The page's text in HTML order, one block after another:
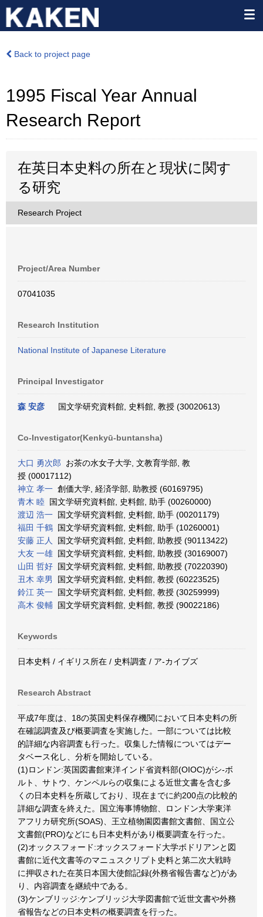
Back to project page
1995 Fiscal Year Annual
Research Report
在英日本史料の所在と現状に関す
る研究
Research Project
Project/Area Number
07041035
Research Institution
National Institute of Japanese Literature
Principal Investigator
森 安彦 国文学研究資料館, 史料館, 教授 (30020613)
Co-Investigator(Kenkyū-buntansha)
大口 勇次郎 お茶の水女子大学, 文教育学部, 教
授 (00017112)
神立 孝一 創価大学, 経済学部, 助教授 (60169795)
青木 睦 国文学研究資料館, 史料館, 助手 (00260000)
渡辺 浩一 国文学研究資料館, 史料館, 助手 (00201179)
福田 千鶴 国文学研究資料館, 史料館, 助手 (10260001)
安藤 正人
国文学研究資料館, 史料館, 助教授 (90113422)
大友 一雄 国文学研究資料館, 史料館, 助教授 (30169007)
山田 哲好 国文学研究資料館, 史料館, 助教授 (70220390)
丑木 幸男
国文学研究資料館, 史料館, 教授 (60223525)
鈴江 英一 国文学研究資料館, 史料館, 教授 (30259999)
高木 俊輔 国文学研究資料館, 史料館, 教授 (90022186)
Keywords
日本史料 / イギリス所在 / 史料調査 / ア-カイブズ
Research Abstract
平成7年度は、18の英国史料保存機関において日本史料の所
在確認調査及び概要調査を実施した。一部については比較
的詳細な内容調査も行った。収集した情報についてはデー
タベース化し、分析を開始している。
(1)ロンドン:英国図書館東洋インド省資料部(OIOC)がシ-ボ
ルト、サトウ、ケンペルらの収集による近世文書を含む多
くの日本史料を所蔵しており、現在までに約200点の比較的
詳細な調査を終えた。国立海事博物館、ロンドン大学東洋
アフリカ研究所(SOAS)、王立植物園図書館文書館、国立公
文書館(PRO)などにも日本史料があり概要調査を行った。
(2)オックスフォード:オックスフォード大学ボドリアンと図
書館に近代文書等のマニュスクリプト史料と第二次大戦時
に押収された在英日本国大使館記録(外務省報告書など)があ
り、内容調査を継続中である。
(3)ケンブリッジ:ケンブリッジ大学図書館で近世文書や外務
省報告などの日本史料の概要調査を行った。